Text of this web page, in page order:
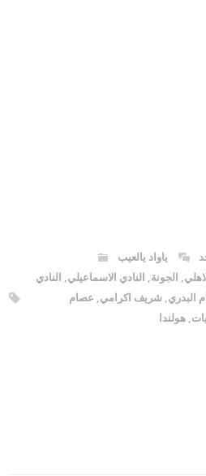
ياواد يالعيب
, الجونة, النادي الاسماعيلي, النادي
البدري,شريف اكرامي, عصام
,هولندا